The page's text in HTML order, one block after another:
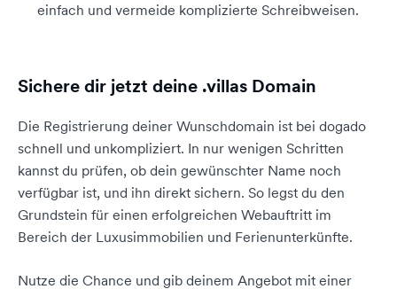
einfach und vermeide komplizierte Schreibweisen.
Sichere dir jetzt deine .villas Domain
Die Registrierung deiner Wunschdomain ist bei dogado
schnell und unkompliziert. In nur wenigen Schritten
kannst du prüfen, ob dein gewünschter Name noch
verfügbar ist, und ihn direkt sichern. So legst du den
Grundstein für einen erfolgreichen Webauftritt im
Bereich der Luxusimmobilien und Ferienunterkünfte.
Nutze die Chance und gib deinem Angebot mit einer